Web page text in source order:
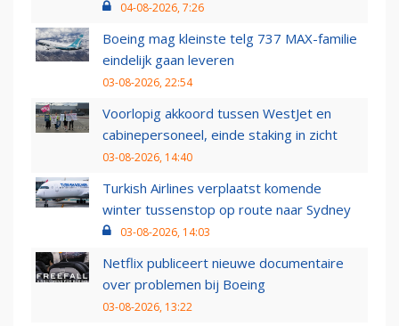
04-08-2026, 7:26
Boeing mag kleinste telg 737 MAX-familie
eindelijk gaan leveren
03-08-2026, 22:54
Voorlopig akkoord tussen WestJet en
cabinepersoneel, einde staking in zicht
03-08-2026, 14:40
Turkish Airlines verplaatst komende
winter tussenstop op route naar Sydney
03-08-2026, 14:03
Netflix publiceert nieuwe documentaire
over problemen bij Boeing
03-08-2026, 13:22